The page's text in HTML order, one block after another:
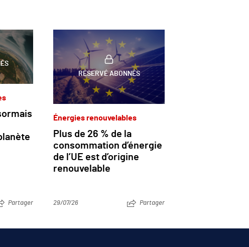
Partager
RÉSERVÉ ABONNÉS
Énergies renouvelables
Plus de 26 % de la
consommation d’énergie
de l’UE est d’origine
renouvelable
29/07/26 Partager